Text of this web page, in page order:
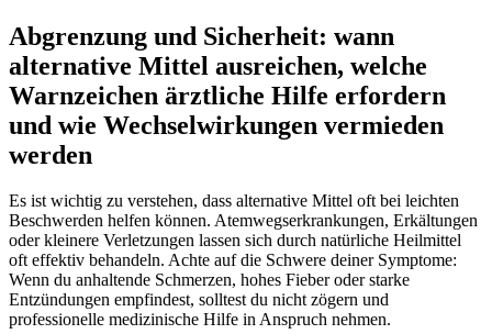
Abgrenzung und Sicherheit:⁢ wann
alternative ‌Mittel ausreichen, welche
Warnzeichen ärztliche Hilfe erfordern
und wie Wechselwirkungen vermieden
werden
Es ist wichtig zu verstehen, dass alternative Mittel oft bei ⁢leichten
Beschwerden helfen können. Atemwegserkrankungen, Erkältungen
oder kleinere Verletzungen lassen sich durch natürliche Heilmittel
oft‍ effektiv behandeln. Achte auf die Schwere deiner Symptome:⁣
Wenn du anhaltende Schmerzen, hohes Fieber oder ​starke
Entzündungen⁣ empfindest, solltest du nicht ⁢zögern und
professionelle medizinische Hilfe in Anspruch nehmen.